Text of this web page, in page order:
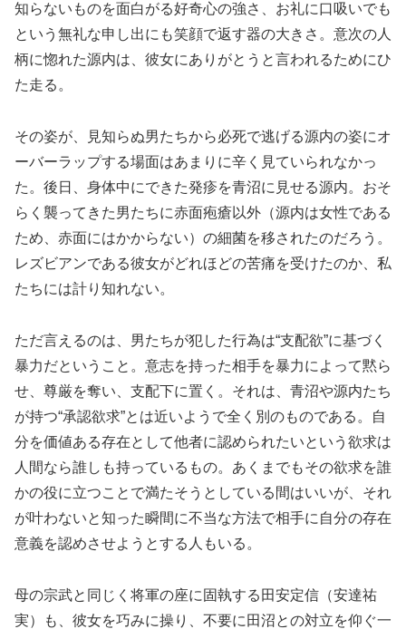
知らないものを面白がる好奇心の強さ、お礼に口吸いでも
という無礼な申し出にも笑顔で返す器の大きさ。意次の人
柄に惚れた源内は、彼女にありがとうと言われるためにひ
た走る。
その姿が、見知らぬ男たちから必死で逃げる源内の姿にオ
ーバーラップする場面はあまりに辛く見ていられなかっ
た。後日、身体中にできた発疹を青沼に見せる源内。おそ
らく襲ってきた男たちに赤面疱瘡以外（源内は女性である
ため、赤面にはかからない）の細菌を移されたのだろう。
レズビアンである彼女がどれほどの苦痛を受けたのか、私
たちには計り知れない。
ただ言えるのは、男たちが犯した行為は“支配欲”に基づく
暴力だということ。意志を持った相手を暴力によって黙ら
せ、尊厳を奪い、支配下に置く。それは、青沼や源内たち
が持つ“承認欲求”とは近いようで全く別のものである。自
分を価値ある存在として他者に認められたいという欲求は
人間なら誰しも持っているもの。あくまでもその欲求を誰
かの役に立つことで満たそうとしている間はいいが、それ
が叶わないと知った瞬間に不当な方法で相手に自分の存在
意義を認めさせようとする人もいる。
母の宗武と同じく将軍の座に固執する田安定信（安達祐
実）も、彼女を巧みに操り、不要に田沼との対立を仰ぐ一